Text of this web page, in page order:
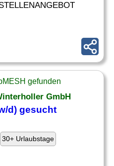
gefunden
GmbH
d) gesucht
30+ Urlaubstage